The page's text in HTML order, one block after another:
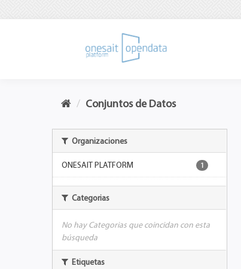
Conjuntos de Datos
Organizaciones
ONESAIT PLATFORM 1
Categorias
No hay Categorias que coincidan con esta
búsqueda
Etiquetas